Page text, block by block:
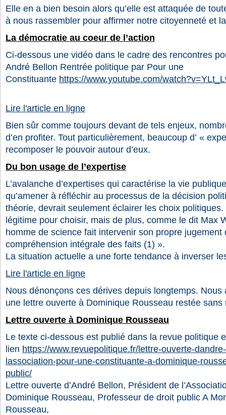
Elle en a bien besoin alors qu’elle est attaquée de
à nous rassembler pour affirmer notre citoyenneté et
La démocratie au coeur de l’action
Ci-dessous une vidéo dans le cadre des rencontres
André Bellon Rentrée politique par Pour une
Constituante https://www.youtube.com/
Lire l'article en ligne
Bien sûr comme toujours devant de tels enjeux,
d’en profiter. Tout particulièrement, beaucoup d’ «
recomposer le pouvoir autour d’eux.
Du bon usage de l’expertise
L’avalanche d’expertises qui caractérise la vie
qu’amener à réfléchir au processus de la décision
théorie, devrait seulement éclairer les choix politiques.
légitime pour choisir, mais de plus, comme le dit Max
homme de science fait intervenir son propre jugement
compréhension intégrale des faits (1) ».
La situation actuelle a une forte tendance à inverser
Lire l'article en ligne
Nous dénonçons ces dérives depuis longtemps.
une lettre ouverte à Dominique Rousseau restée sans
Lettre ouverte à Dominique Rousseau
Le texte ci-dessous est publié dans la revue politique
lien https://www.revuepolitique.fr/lettre-ouverte-
lassociation-pour-une-constituante-a-dominique-
public/
Lettre ouverte d’André Bellon, Président de
Dominique Rousseau, Professeur de droit public A
Rousseau,